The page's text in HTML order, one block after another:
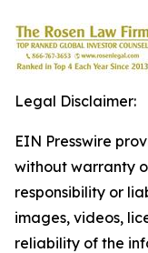
Legal Disclaimer:
EIN Presswire
without warranty
responsibility or
images, videos,
reliability of the